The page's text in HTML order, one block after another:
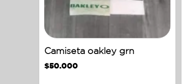
Camiseta oakley grn
$50.000